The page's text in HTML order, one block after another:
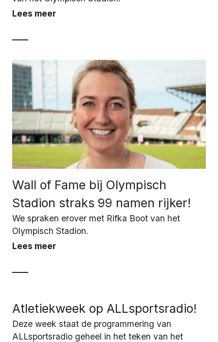
Lees meer
Wall of Fame bij Olympisch
Stadion straks 99 namen rijker!
We spraken erover met Rifka Boot van het
Olympisch Stadion.
Lees meer
Atletiekweek op ALLsportsradio!
Deze week staat de programmering van
ALLsportsradio geheel in het teken van het